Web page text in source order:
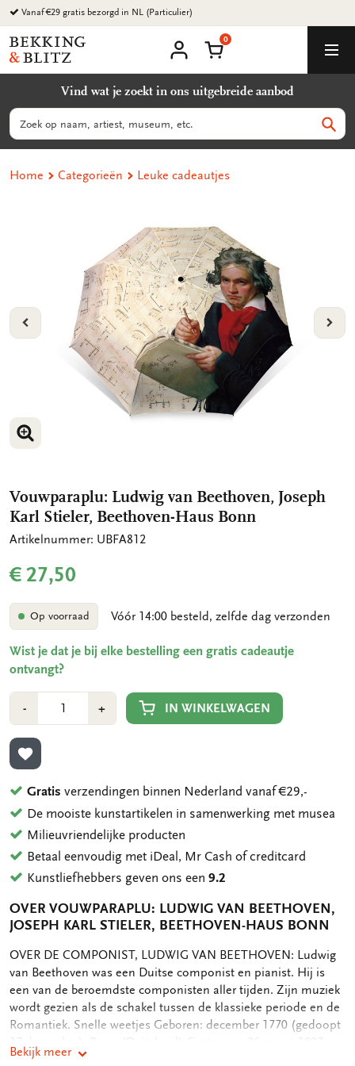
Ga
naar
content
Vanaf €29 gratis bezorgd in NL (Particulier)
Bekking
&
B.V.
account
Winkelmand
0
Vind wat je zoekt in ons uitgebreide aanbod
Zoeken
Home Categorieën Leuke cadeautjes
VORIGE
VERGROOT AFBEELDING
VERGROOT AFBEELDING
Vouwparaplu: Ludwig van Beethoven, Joseph
Karl Stieler, Beethoven-Haus Bonn
Artikelnummer: UBFA812
€ 27,50
Op voorraad Vóór 14:00 besteld, zelfde dag verzonden
Wist je dat je bij elke bestelling een gratis cadeautje
ontvangt?
-Min
1
+Plus
1
IN WINKELWAGEN
TOEVOEGEN AAN VERLANGLIJST
Gratis verzendingen binnen Nederland vanaf €29,-
De mooiste kunstartikelen in samenwerking met musea
Milieuvriendelijke producten
Betaal eenvoudig met iDeal, Mr Cash of creditcard
Kunstliefhebbers geven ons een9.2
OVER VOUWPARAPLU: LUDWIG VAN BEETHOVEN,
JOSEPH KARL STIELER, BEETHOVEN-HAUS BONN
OMSCHRIJVING
OVER DE COMPONIST, LUDWIG VAN BEETHOVEN: Ludwig
van Beethoven was een Duitse componist en pianist. Hij is
een van de beroemdste componisten aller tijden. Zijn muziek
wordt gezien als de schakel tussen de klassieke periode en de
Romantiek. Snelle weetjes Geboren: december 1770 (gedoopt
Wenen (Oostenrijk) Relaties: nooit getrouwd. Had voogdij
Bekijk meer